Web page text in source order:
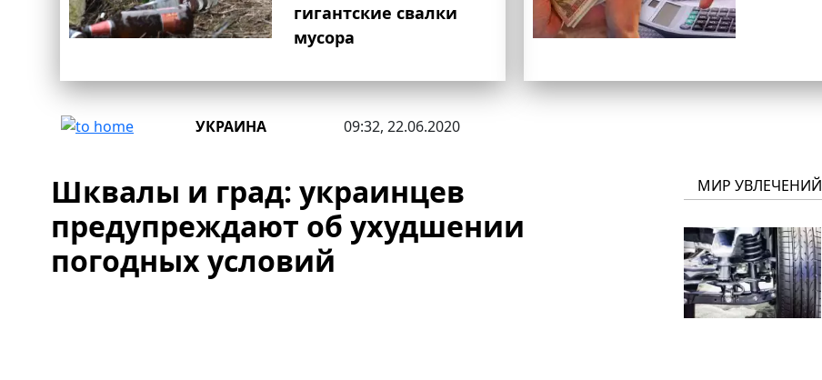
гигантские свалки
мусора
УКРАИНА 09:32, 22.06.2020
Шквалы и град: украинцев
предупреждают об ухудшении
погодных условий
МИР УВЛЕЧЕНИЙ